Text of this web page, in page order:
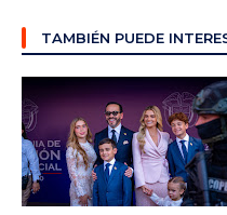
TAMBIÉN PUEDE